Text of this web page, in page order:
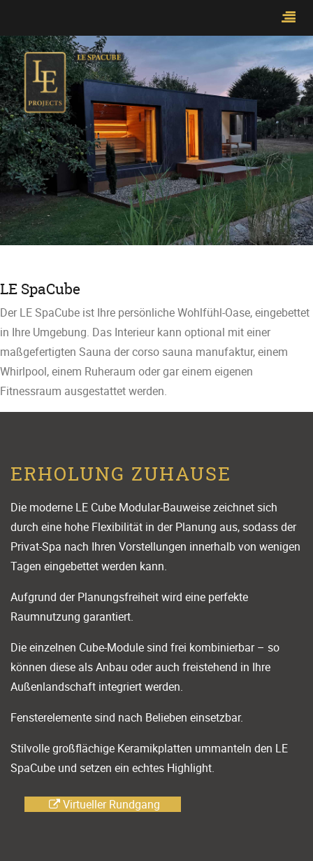
LE SpaCube
Der LE SpaCube ist Ihre persönliche Wohlfühl-Oase, eingebettet
in Ihre Umgebung. Das Interieur kann optional mit einer
maßgefertigten Sauna der corso sauna manufaktur, einem
Whirlpool, einem Ruheraum oder gar einem eigenen
Fitnessraum ausgestattet werden.
ERHOLUNG ZUHAUSE
Die moderne LE Cube Modular-Bauweise zeichnet sich
durch eine hohe Flexibilität in der Planung aus, sodass der
Privat-Spa nach Ihren Vorstellungen innerhalb von wenigen
Tagen eingebettet werden kann.
Aufgrund der Planungsfreiheit wird eine perfekte
Raumnutzung garantiert.
Die einzelnen Cube-Module sind frei kombinierbar – so
können diese als Anbau oder auch freistehend in Ihre
Außenlandschaft integriert werden.
Fensterelemente sind nach Belieben einsetzbar.
Stilvolle großflächige Keramikplatten ummanteln den LE
SpaCube und setzen ein echtes Highlight.
Virtueller Rundgang